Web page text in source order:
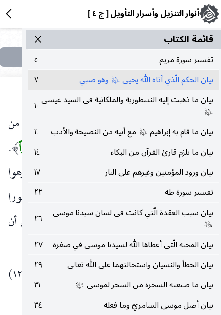
أنوار التنزيل وأسرار التأويل [ ج ٤ ]
قائمة الکتاب
تفسير سورة مريم
٥
بيان الحكم الّذي آتاه الله يحيى عليه‌السلام وهو صبي
٧
بيان ما ذهبت إليه النسطورية والملكانية في السيد عيسى
عليه‌السلام
١٠
بيان ما قام به إبراهيم عليه‌السلام مع أبيه من النصيحة والأدب
١١
بيان ما يلزم قارئ القرآن من البكاء
١٤
بيان ورود المؤمنين وغيرهم على النار
١٧
تفسير سورة طه
٢٢
بيان سبب العقدة الّتي كانت في لسان سيدنا موسى
عليه‌السلام
٢٦
بيان المحبة الّتي أعطاها الله لسيدنا موسى في صغره ٢٧
بيان الخطأ والنسيان واستحالتهما على الله تعالى
٢٩
بيان ما صنعته السحرة من السحر لموسى عليه‌السلام
٣١
بيان أصل موسى السامريّ وما فعله
٣٤
فَخَرَجَ عَلى قَوْمِهِ مِنَ الْمِحْرابِ
من المصلى أو من
الغرفة.( فَأَوْحى إِلَيْهِمْ)فأومأ إليهم لقوله إِلَّا رَمْزاً)
.
وقيل كتب لهم على الأرض.(
صلوا أو نزهوا
ربكم.(بُكْرَةً وَعَشِيًّا
طرفي النهار ، ولعله كان مأمورا
بأن يسبح ويأمر قومه بأن يوافقوه ، و( أَنْ تحتمل أن
تكون مصدرية وأن تكون مفسرة.
يا يَحْيى خُذِ الْكِتابَ بِقُوَّةٍ وَآتَيْناهُ الْحُكْمَ صَبِيًّا
وَحَناناً مِنْ لَدُنَّا وَزَكاةً وَكانَ تَقِيًّا